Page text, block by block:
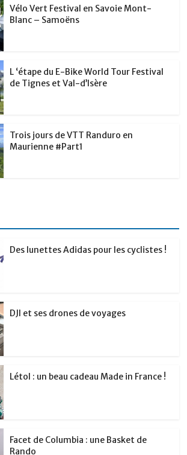
Vélo Vert Festival en Savoie Mont-
Blanc – Samoëns
L ‘étape du E-Bike World Tour Festival
de Tignes et Val-d’Isère
Trois jours de VTT Randuro en
Maurienne #Part1
Des lunettes Adidas pour les cyclistes !
DJI et ses drones de voyages
Létol : un beau cadeau Made in France !
Facet de Columbia : une Basket de
Rando